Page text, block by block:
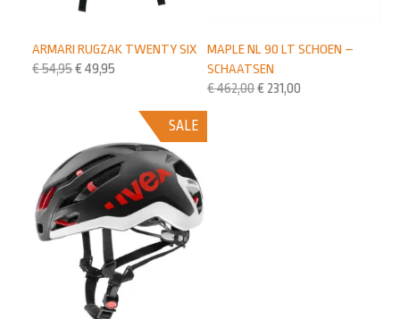
MAPLE NL 90 LT SCHOEN –
SCHAATSEN
€462,00€ 231,00
ARMARI RUGZAK TWENTY SIX
€54,95€ 49,95
SALE